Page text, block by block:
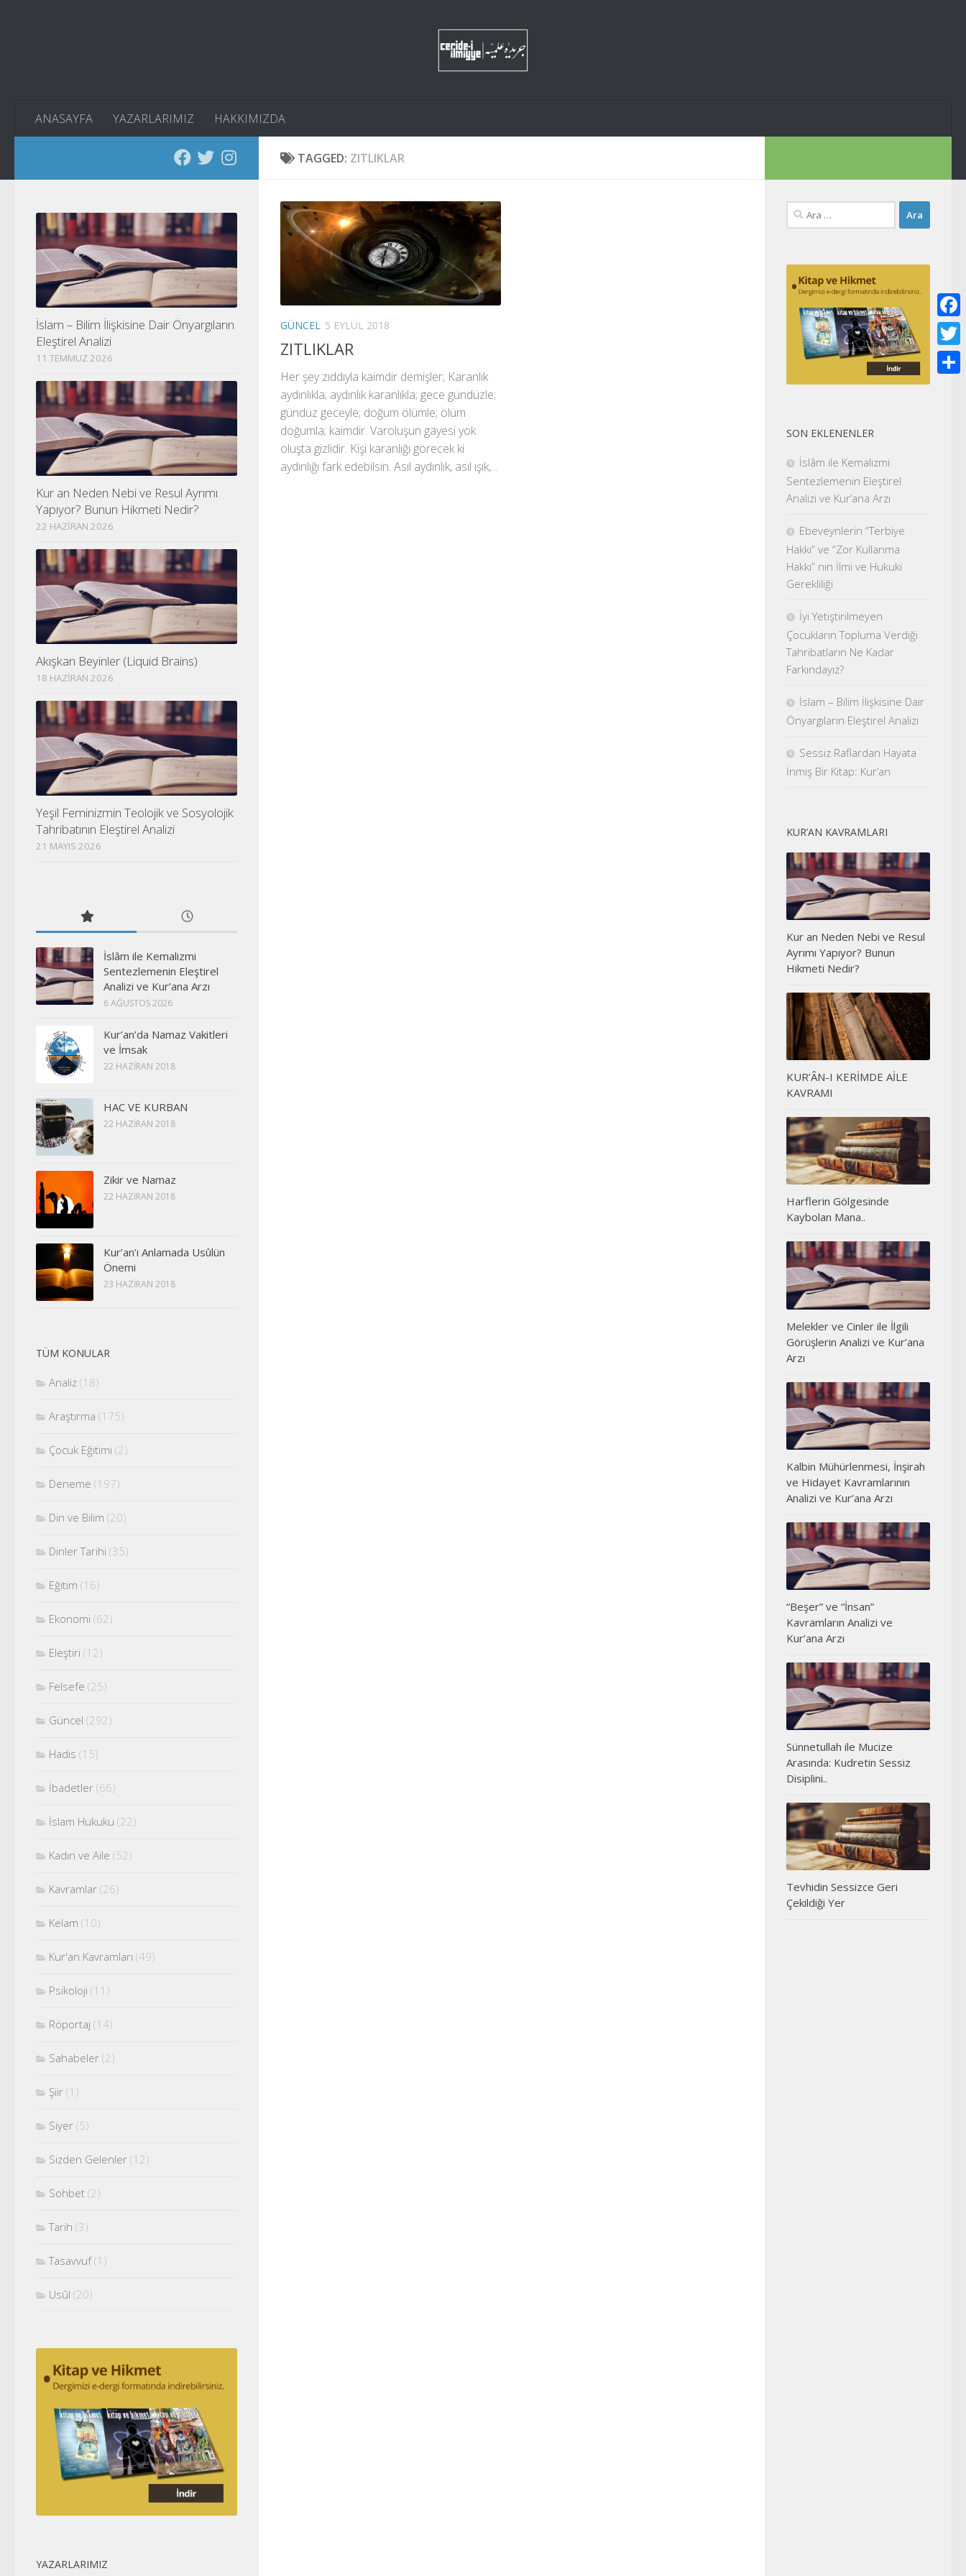
ANASAYFA YAZARLARIMIZ HAKKIMIZDA
TAGGED: ZITLIKLAR
GÜNCEL 5 EYLÜL 2018
ZITLIKLAR
Her şey zıddıyla kaimdir demişler; Karanlık
aydınlıkla; aydınlık karanlıkla; gece gündüzle;
gündüz geceyle; doğum ölümle; ölüm
doğumla; kaimdir. Varoluşun gayesi yok
oluşta gizlidir. Kişi karanlığı görecek ki
aydınlığı fark edebilsin. Asıl aydınlık, asıl ışık,...
İslam – Bilim İlişkisine Dair Önyargıların
Eleştirel Analizi
11 TEMMUZ 2026
Kur an Neden Nebi ve Resul Ayrımı
Yapıyor? Bunun Hikmeti Nedir?
22 HAZIRAN 2026
Akışkan Beyinler (Liquid Brains)
18 HAZIRAN 2026
Yeşil Feminizmin Teolojik ve Sosyolojik
Tahribatının Eleştirel Analizi
21 MAYIS 2026
İslâm ile Kemalizmi
Sentezlemenin Eleştirel
Analizi ve Kur’ana Arzı
6 AĞUSTOS 2026
Kur’an’da Namaz Vakitleri
ve İmsak
22 HAZIRAN 2018
HAC VE KURBAN
22 HAZIRAN 2018
Zikir ve Namaz
22 HAZIRAN 2018
Kur’an’ı Anlamada Usûlün
Önemi
23 HAZIRAN 2018
TÜM KONULAR
Analiz (18)
Araştırma (175)
Çocuk Eğitimi (2)
Deneme (197)
Din ve Bilim (20)
Dinler Tarihi (35)
Eğitim (16)
Ekonomi (62)
Eleştiri (12)
Felsefe (25)
Güncel (292)
Hadis (15)
İbadetler (66)
İslam Hukuku (22)
Kadın ve Aile (52)
Kavramlar (26)
Kelam (10)
Kur'an Kavramları (49)
Psikoloji (11)
Röportaj (14)
Sahabeler (2)
Şiir (1)
Siyer (5)
Sizden Gelenler (12)
Sohbet (2)
Tarih (3)
Tasavvuf(1)
Usûl (20)
YAZARLARIMIZ
Arama:
SON EKLENENLER
İslâm ile Kemalizmi
Sentezlemenin Eleştirel
Analizi ve Kur’ana Arzı
Ebeveynlerin “Terbiye
Hakkı” ve “Zor Kullanma
Hakkı” nın İlmi ve Hukuki
Gerekliliği
İyi Yetiştirilmeyen
Çocukların Topluma Verdiği
Tahribatların Ne Kadar
Farkındayız?
İslam – Bilim İlişkisine Dair
Önyargıların Eleştirel Analizi
Sessiz Raflardan Hayata
İnmiş Bir Kitap: Kur’an
KUR’AN KAVRAMLARI
Kur an Neden Nebi ve Resul
Ayrımı Yapıyor? Bunun
Hikmeti Nedir?
KUR’ÂN-I KERİMDE AİLE
KAVRAMI
Harflerin Gölgesinde
Kaybolan Mana..
Melekler ve Cinler ile İlgili
Görüşlerin Analizi ve Kur’ana
Arzı
Kalbin Mühürlenmesi, İnşirah
ve Hidayet Kavramlarının
Analizi ve Kur’ana Arzı
“Beşer” ve “İnsan”
Kavramların Analizi ve
Kur’ana Arzı
Sünnetullah ile Mucize
Arasında: Kudretin Sessiz
Disiplini..
Tevhidin Sessizce Geri
Çekildiği Yer